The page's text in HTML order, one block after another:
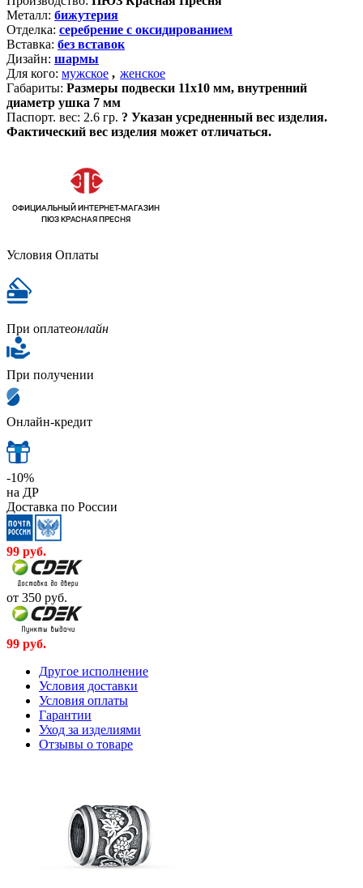
Металл: бижутерия
Отделка: серебрение с оксидированием
Вставка: без вставок
Дизайн: шармы
Для кого: мужское , женское
Габариты: Размеры подвески 11х10 мм, внутренний
диаметр ушка 7 мм
Паспорт. вес: 2.6 гр. ? Указан усредненный вес изделия.
Фактический вес изделия может отличаться.
Условия Оплаты
При оплатеонлайн
При получении
Онлайн-кредит
-10%
на ДР
Доставка по России
99 руб.
от 350 руб.
99 руб.
Другое исполнение
Условия доставки
Условия оплаты
Гарантии
Уход за изделиями
Отзывы о товаре